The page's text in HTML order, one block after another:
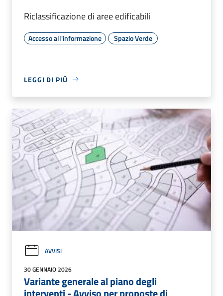
Riclassificazione di aree edificabili
Accesso all'informazione Spazio Verde
LEGGI DI PIÙ
AVVISI
30 GENNAIO 2026
Variante generale al piano degli